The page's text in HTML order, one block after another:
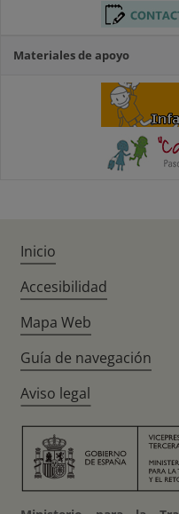
Materiales de apoyo
Inicio
Accesibilidad
Mapa Web
Guía de navegación
Aviso legal